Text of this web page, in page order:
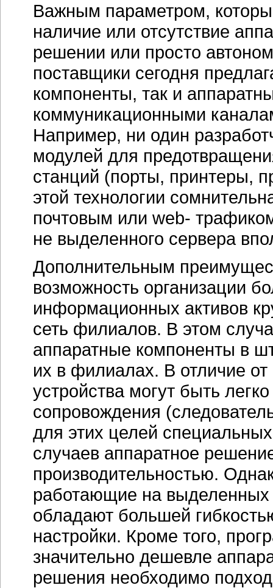
Важным параметром,
наличие или отсутствие
решении или просто
поставщики сегодня
компоненты, так и
коммуникационными
Например, ни один
модулей для
станций (порты, принтеры,
этой технологии
почтовым или web-
не выделенного сервера
Дополнительным
возможность организации
информационных активов
сеть филиалов. В этом
аппаратные компоненты в
их в филиалах. В отличие
устройства могут быть
сопровождения
для этих целей
случаев аппаратное
производительностью.
работающие на выделенных
обладают большей
настройки. Кроме того,
значительно дешевле
решения необходимо